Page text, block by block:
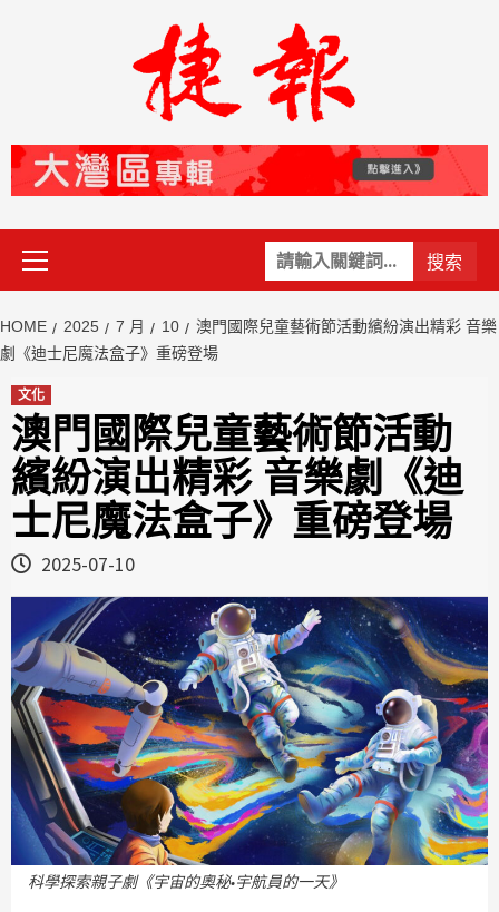
關
鍵
Primary
Menu
HOME 2025 7 月 10
澳門國際兒童藝術節活動繽紛演出精彩 音樂
劇《迪士尼魔法盒子》重磅登場
文化
澳門國際兒童藝術節活動
繽紛演出精彩 音樂劇《迪
士尼魔法盒子》重磅登場
2025-07-10
科學探索親子劇《宇宙的奧秘•宇航員的一天》